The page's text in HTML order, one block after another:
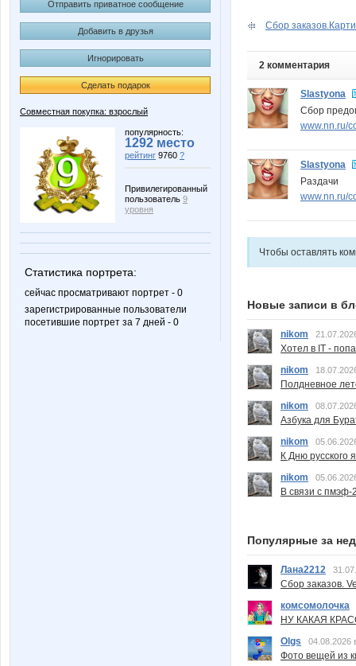
Отправить приватное сообщение
Добавить в друзья
Игнорировать
Сделать подарок
Совместная покупка: взрослый
популярность:
1292 место
рейтинг 9760 ?
Привилегированный
пользователь 9
уровня
Статистика портрета:
сейчас просматривают портрет - 0
зарегистрированные пользователи
посетившие портрет за 7 дней - 0
Сбор
2 комментария
Slastyona
Сбор
www.nn.ru/
Slastyona
Раздачи
www.nn.ru/
Чтобы оставлять
Новые записи в
nikom
Хотел в IT -
nikom
Полдневное
nikom
Азбука для
nikom
К Дню русского
nikom
В связи с пмэф-
Популярные за
Лана2212
Сбор заказов.
комсомолочка
НУ КАКАЯ
Olgs
04.08.2026
Фото вещей из